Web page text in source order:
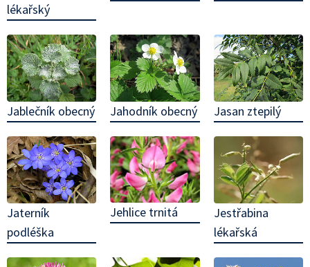
lékařský
Jablečník obecný Jahodník obecný Jasan ztepilý
Jaterník
podléška
Jehlice trnitá
Jestřabina
lékařská